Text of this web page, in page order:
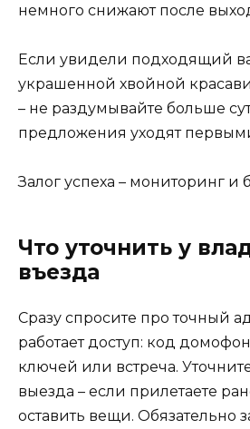
немного снижают после
Если увидели подходящий
украшенной хвойной
– не раздумывайте больше
предложения уходят
Залог успеха – мониторинг и
Что уточнить у
въезда
Сразу спросите про точный
работает доступ: код
ключей или встреча.
выезда – если прилетаете
оставить вещи. Обязательно